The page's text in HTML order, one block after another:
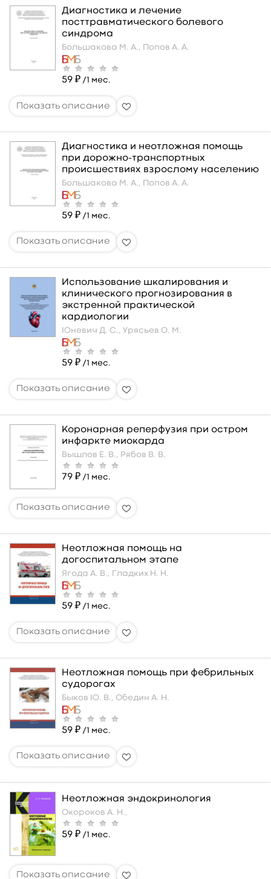
Диагностика и лечение
посттравматического болевого
синдрома
Большакова М. А., Попов А. А.
59 ₽ /1 мес.
Диагностика и неотложная помощь
при дорожно-транспортных
происшествиях взрослому населению
Большакова М. А., Попов А. А.
59 ₽ /1 мес.
Использование шкалирования и
клинического прогнозирования в
экстренной практической
кардиологии
Юневич Д. С., Урясьев О. М.
59 ₽ /1 мес.
Коронарная реперфузия при остром
инфаркте миокарда
Вышлов Е. В., Рябов В. В.
79 ₽ /1 мес.
Неотложная помощь на
догоспитальном этапе
Ягода А. В., Гладких Н. Н.
59 ₽ /1 мес.
Неотложная помощь при фебрильных
судорогах
Быков Ю. В., Обедин А. Н.
59 ₽ /1 мес.
Неотложная эндокринология
Окороков А. Н.,
59 ₽ /1 мес.